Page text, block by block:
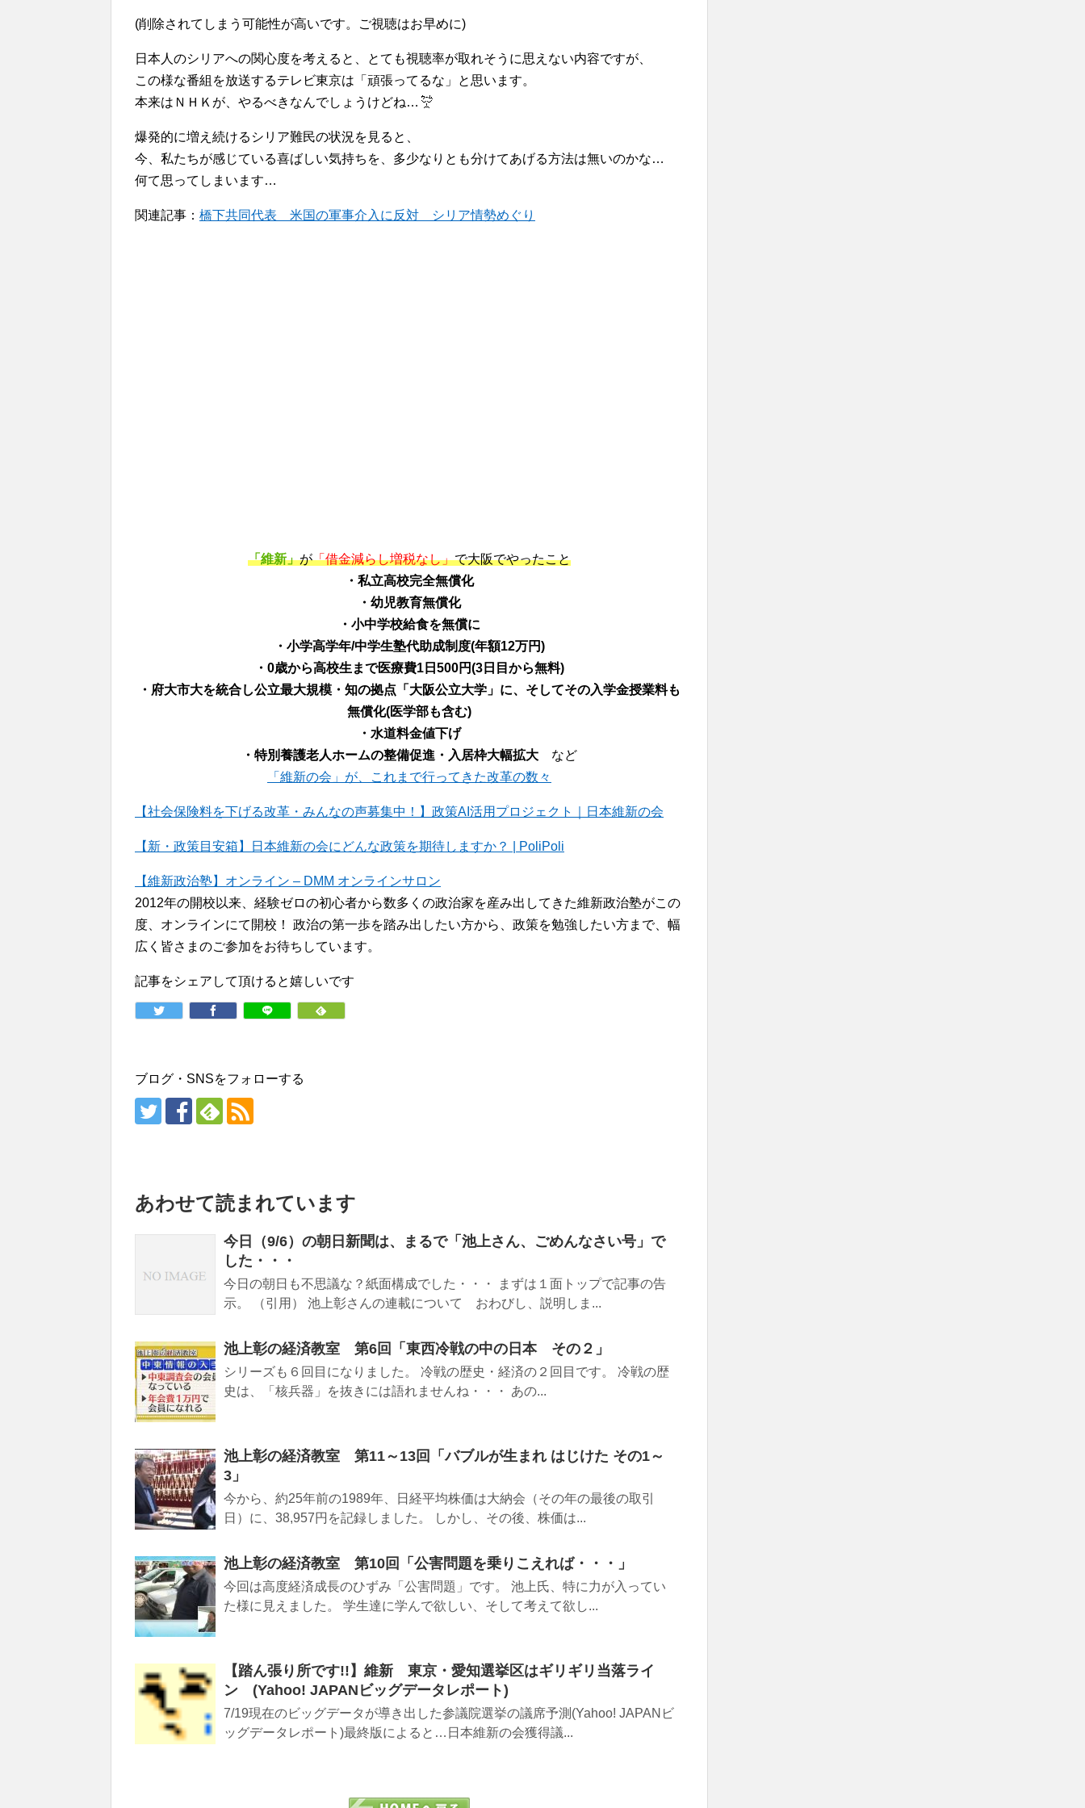
(削除されてしまう可能性が高いです。ご視聴はお早めに)
日本人のシリアへの関心度を考えると、とても視聴率が取れそうに思えない内容ですが、
この様な番組を放送するテレビ東京は「頑張ってるな」と思います。
本来はＮＨＫが、やるべきなんでしょうけどね…
爆発的に増え続けるシリア難民の状況を見ると、
今、私たちが感じている喜ばしい気持ちを、多少なりとも分けてあげる方法は無いのかな…
何て思ってしまいます…
関連記事： 橋下共同代表 米国の軍事介入に反対 シリア情勢めぐり
「維新」が「借金減らし増税なし」で大阪でやったこと
・私立高校完全無償化
・幼児教育無償化
・小中学校給食を無償に
・小学高学年/中学生塾代助成制度(年額12万円)
・0歳から高校生まで医療費1日500円(3日目から無料)
・府大市大を統合し公立最大規模・知の拠点「大阪公立大学」に、そしてその入学金授業料も
無償化(医学部も含む)
・水道料金値下げ
・特別養護老人ホームの整備促進・入居枠大幅拡大 など
「維新の会」が、これまで行ってきた改革の数々
【社会保険料を下げる改革・みんなの声募集中！】政策AI活用プロジェクト｜日本維新の会
【新・政策目安箱】日本維新の会にどんな政策を期待しますか？ | PoliPoli
【維新政治塾】オンライン – DMM オンラインサロン
2012年の開校以来、経験ゼロの初心者から数多くの政治家を産み出してきた維新政治塾がこの
度、オンラインにて開校！ 政治の第一歩を踏み出したい方から、政策を勉強したい方まで、幅
広く皆さまのご参加をお待ちしています。
記事をシェアして頂けると嬉しいです
ブログ・SNSをフォローする
あわせて読まれています
今日（9/6）の朝日新聞は、まるで「池上さん、ごめんなさい号」で
した・・・
今日の朝日も不思議な？紙面構成でした・・・ まずは１面トップで記事の告
示。 （引用） 池上彰さんの連載について おわびし、説明しま...
池上彰の経済教室 第6回「東西冷戦の中の日本 その２」
シリーズも６回目になりました。 冷戦の歴史・経済の２回目です。 冷戦の歴
史は、「核兵器」を抜きには語れませんね・・・ あの...
池上彰の経済教室 第11～13回「バブルが生まれ はじけた その1～
3」
今から、約25年前の1989年、日経平均株価は大納会（その年の最後の取引
日）に、38,957円を記録しました。 しかし、その後、株価は...
池上彰の経済教室 第10回「公害問題を乗りこえれば・・・」
今回は高度経済成長のひずみ「公害問題」です。 池上氏、特に力が入ってい
た様に見えました。 学生達に学んで欲しい、そして考えて欲し...
【踏ん張り所です!!】維新 東京・愛知選挙区はギリギリ当落ライ
ン (Yahoo! JAPANビッグデータレポート)
7/19現在のビッグデータが導き出した参議院選挙の議席予測(Yahoo! JAPANビ
ッグデータレポート)最終版によると…日本維新の会獲得議...